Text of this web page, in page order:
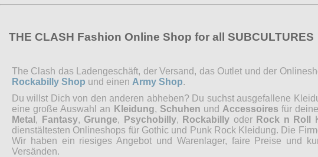
THE CLASH Fashion Online Shop for all SUBCULTURES
The Clash das Ladengeschäft, der Versand, das Outlet und der
Rockabilly Shop und einen Army Shop.
Du willst Dich von den anderen abheben? Du suchst ausgefallene
eine große Auswahl an Kleidung, Schuhen und Accessoires für
Metal , Fantasy, Grunge, Psychobilly, Rockabilly oder Rock n Roll
dienstältesten Onlineshops für Gothic und Punk Rock Kleidung. Die
Wir haben ein riesiges Angebot und Warenlager, faire Preise und
Versänden.